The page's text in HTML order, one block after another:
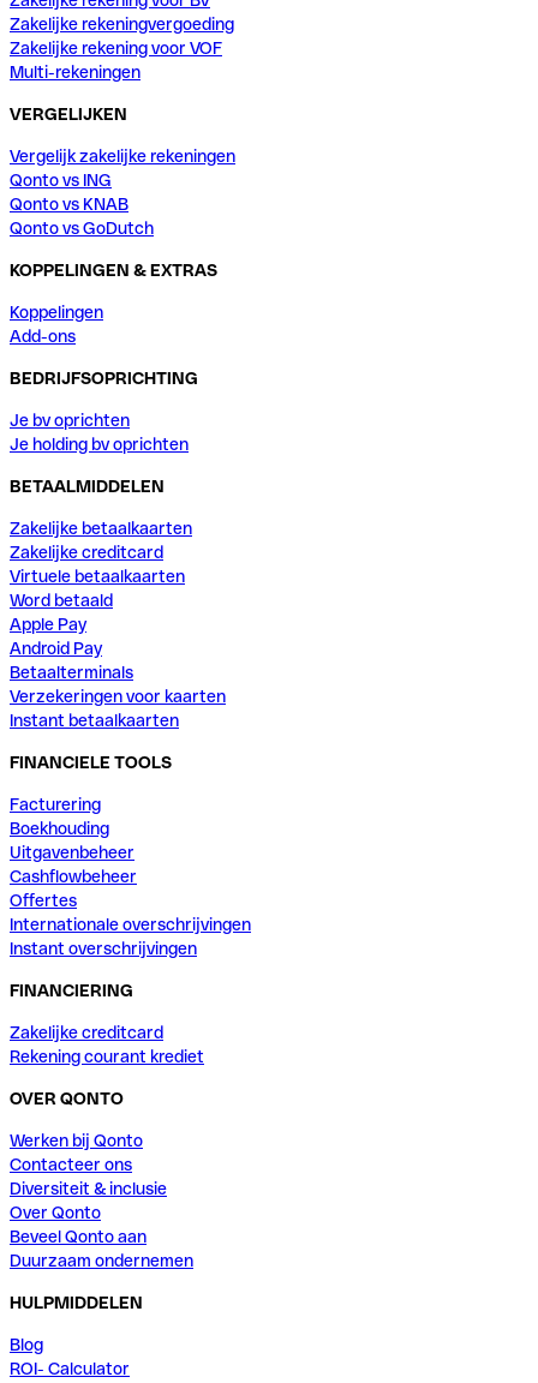
Zakelijke rekeningvergoeding
Zakelijke rekening voor VOF
Multi-rekeningen
VERGELIJKEN
Vergelijk zakelijke rekeningen
Qonto vs ING
Qonto vs KNAB
Qonto vs GoDutch
KOPPELINGEN & EXTRAS
Koppelingen
Add-ons
BEDRIJFSOPRICHTING
Je bv oprichten
Je holding bv oprichten
BETAALMIDDELEN
Zakelijke betaalkaarten
Zakelijke creditcard
Virtuele betaalkaarten
Word betaald
Apple Pay
Android Pay
Betaalterminals
Verzekeringen voor kaarten
Instant betaalkaarten
FINANCIELE TOOLS
Facturering
Boekhouding
Uitgavenbeheer
Cashflowbeheer
Offertes
Internationale overschrijvingen
Instant overschrijvingen
FINANCIERING
Zakelijke creditcard
Rekening courant krediet
OVER QONTO
Werken bij Qonto
Contacteer ons
Diversiteit & inclusie
Over Qonto
Beveel Qonto aan
Duurzaam ondernemen
HULPMIDDELEN
Blog
ROI- Calculator